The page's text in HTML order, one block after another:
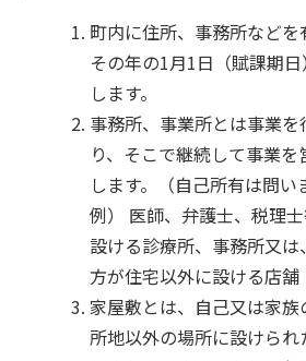
町内に住所、事務所などを
その年の1月1日（賦課期
します。
事務所、事業所とは事業
り、そこで継続して事業
します。（自己所有は問い
例） 医師、弁護士、税理
設ける診療所、事務所又
方が住宅以外に設ける店舗
家屋敷とは、自己又は家
所地以外の場所に設けら